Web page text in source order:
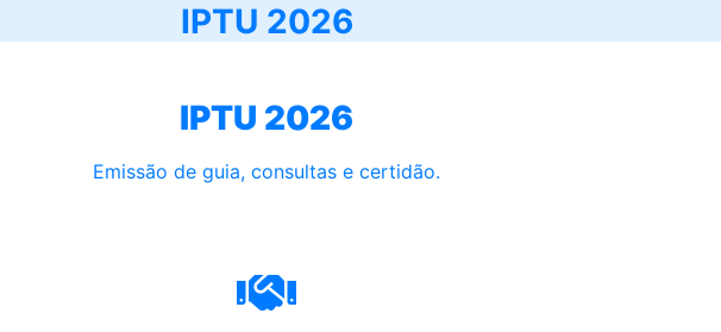
IPTU 2026
IPTU 2026
Emissão de guia, consultas e certidão.